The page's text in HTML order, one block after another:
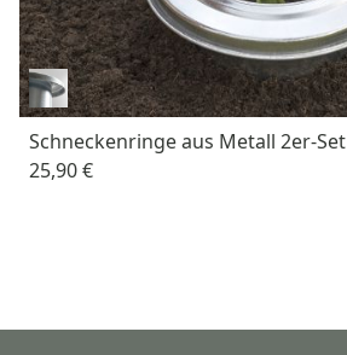
Schneckenringe aus Metall 2er-Set
25,90 €